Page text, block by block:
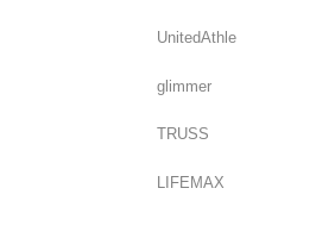
UnitedAthle
glimmer
TRUSS
LIFEMAX